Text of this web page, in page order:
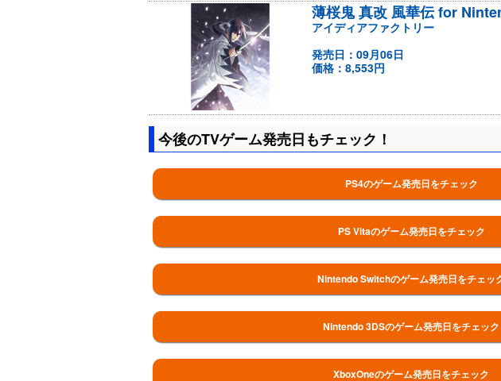
薄桜鬼 真改 風華伝 for
アイディアファクトリー
発売日：09月06日
価格：8,553円
今後のTVゲーム発売日もチェック！
PS4のゲーム発売日をチェック
PS Vitaのゲーム発売日をチェック
Nintendo Switchのゲーム発売日をチェッ
Nintendo 3DSのゲーム発売日をチェック
XboxOneのゲーム発売日をチェック